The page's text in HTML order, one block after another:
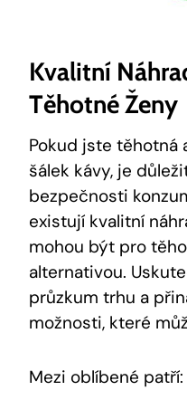
Kvalitní​
Těhotné Ženy
Pokud jste ​těhotná
šálek kávy, je
bezpečnosti
existují kvalitní
mohou být pro
alternativou.
průzkum‍ trhu a
možnosti,‌ které⁤
Mezi oblíbené patří: